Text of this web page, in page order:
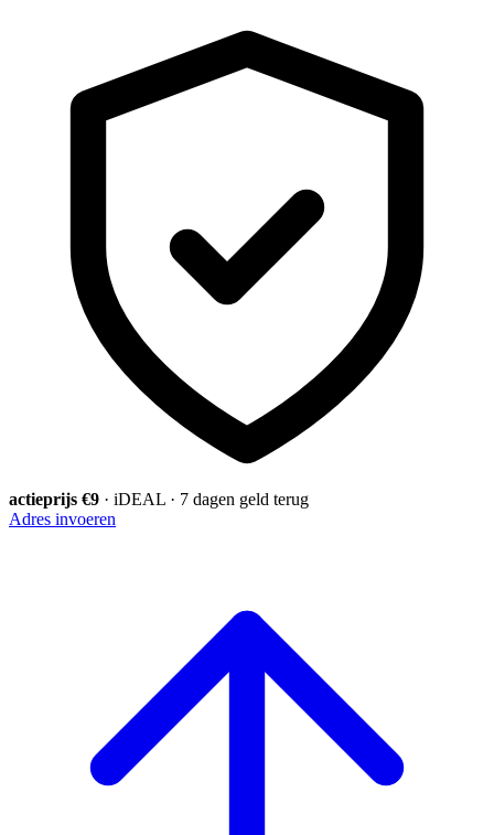
actieprijs €9 · iDEAL · 7 dagen geld terug
Adres invoeren